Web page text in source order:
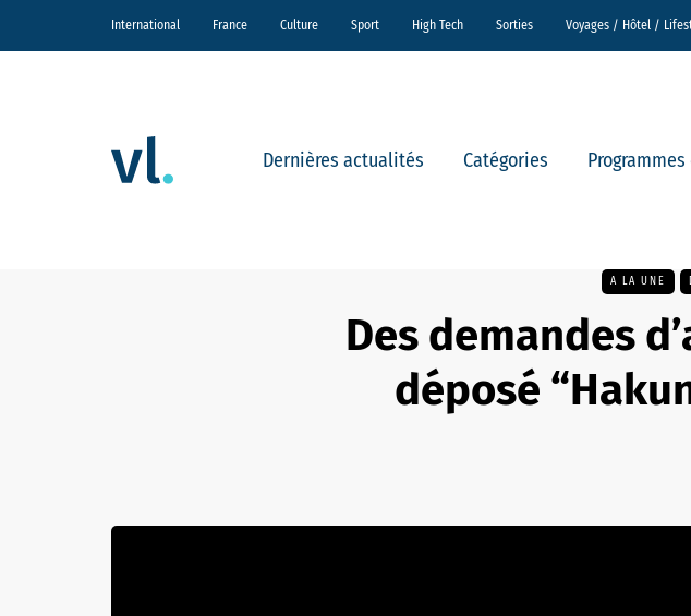
International France Culture Sport High Tech Sorties Voyages / Hôtel /
Dernières actualités Catégories
A LA UNE
Des demandes
déposé